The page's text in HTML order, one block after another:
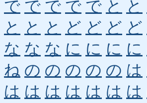
で で で で で と と
と と と ど ど ど ど
な な な に に に に
ね の の の の の は
は は は は は は は